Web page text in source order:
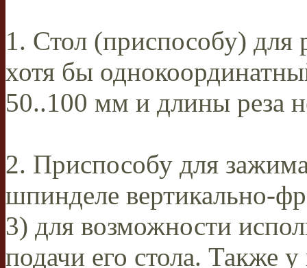
1. Стол (приспособу) для
хотя бы
50..100 мм и длины реза
2. Приспособу для
шпинделе вертикально-
3) для возможности
подачи его стола. Также